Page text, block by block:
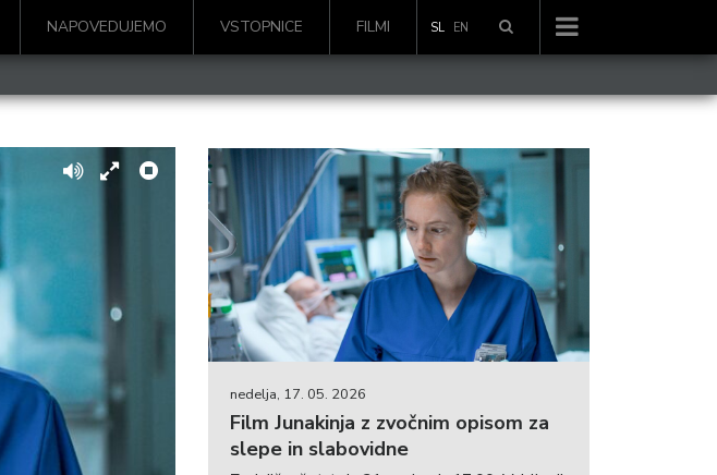
NAPOVEDUJEMO VSTOPNICE FILMI SL EN
nedelja, 17. 05. 2026
Film Junakinja z zvočnim opisom za
slepe in slabovidne